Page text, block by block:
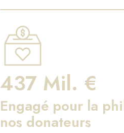
437 Mil. €
Engagé pour la
nos donateurs